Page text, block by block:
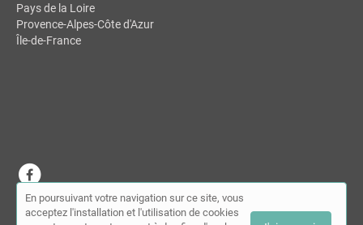
Pays de la Loire
Provence-Alpes-Côte d'Azur
Île-de-France
© MDSL | Annuaire des chiropracteurs 2026 |
compte|Contact
En poursuivant votre navigation sur ce site, vous
acceptez l'installation et l'utilisation de cookies